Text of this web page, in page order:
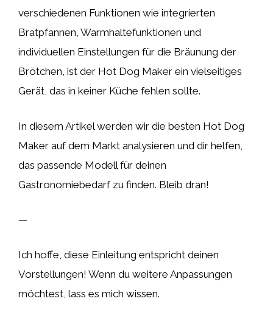
verschiedenen Funktionen wie integrierten
Bratpfannen, Warmhaltefunktionen und
individuellen Einstellungen für die Bräunung der
Brötchen, ist der Hot Dog Maker ein vielseitiges
Gerät, das in keiner Küche fehlen sollte.
In diesem Artikel werden wir die besten Hot Dog
Maker auf dem Markt analysieren und dir helfen,
das passende Modell für deinen
Gastronomiebedarf zu finden. Bleib dran!
—
Ich hoffe, diese Einleitung entspricht deinen
Vorstellungen! Wenn du weitere Anpassungen
möchtest, lass es mich wissen.